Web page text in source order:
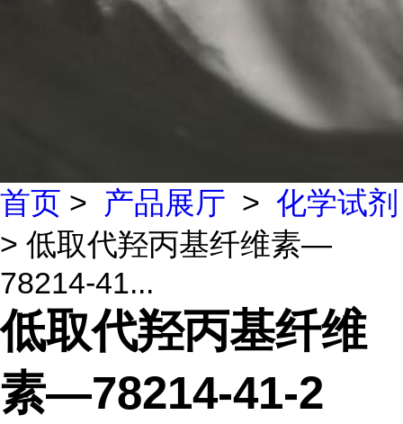
首页 > 产品展厅 > 化学试剂
> 低取代羟丙基纤维素—
78214-41...
低取代羟丙基纤维
素—78214-41-2